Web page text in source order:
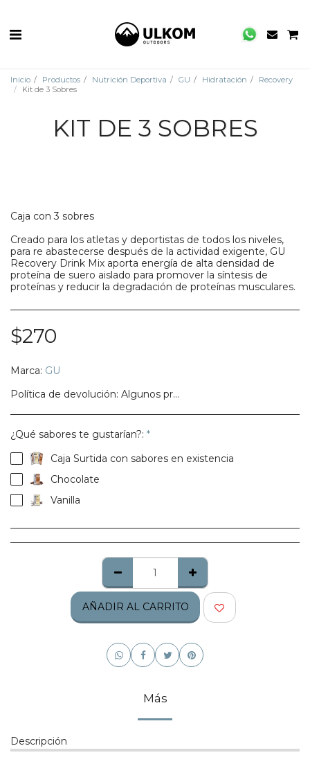
Inicio Productos Nutrición Deportiva GU Hidratación
Recovery
Kit de 3 Sobres
KIT DE 3 SOBRES
Caja con 3 sobres
Creado para los atletas y deportistas de todos los niveles,
para re abastecerse después de la actividad exigente, GU
Recovery Drink Mix aporta energía de alta densidad de
proteína de suero aislado para promover la síntesis de
proteínas y reducir la degradación de proteínas musculares.
$270
Marca: GU
Política de devolución: Algunos productos no califican para ser regresados, te pedimos confirmes bien tu talla, modelo o estilo.
¿Qué sabores te gustarían?: *
Caja Surtida con sabores en existencia
Chocolate
Vanilla
AÑADIR AL CARRITO
Más
Descripción